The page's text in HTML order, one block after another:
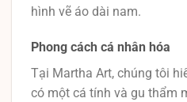
hình vẽ áo dài nam.
Phong cách cá nhân hóa
Tại Martha Art, chúng tôi
có một cá tính và gu thẩm